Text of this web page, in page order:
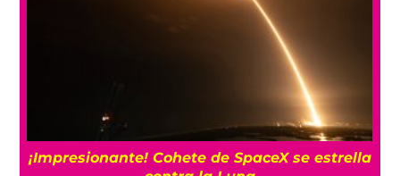
¡Impresionante! Cohete de SpaceX se estrella